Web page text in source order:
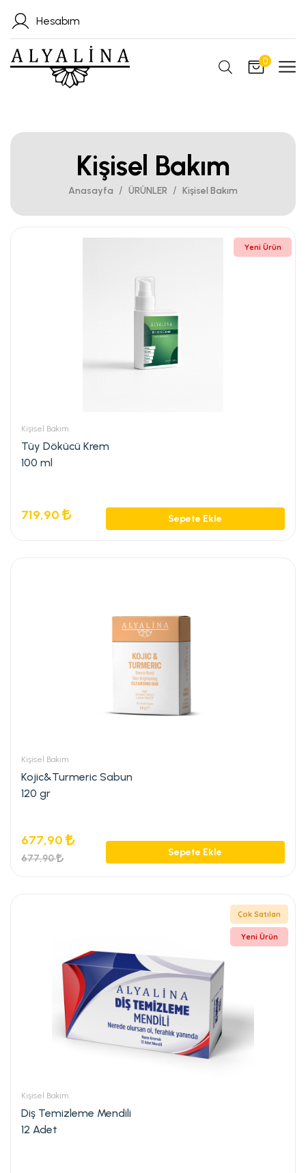
Hesabım
0
Kişisel Bakım
Anasayfa ÜRÜNLER Kişisel Bakım
Yeni Ürün
Kişisel Bakım
Tüy Dökücü Krem
100 ml
719,90 Sepete Ekle
Kişisel Bakım
Kojic&Turmeric Sabun
120 gr
677,90
677,90
Sepete Ekle
Çok Satılan
Yeni Ürün
Kişisel Bakım
Diş Temizleme Mendili
12 Adet